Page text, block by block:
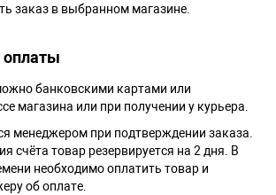
заказ в выбранном магазине.
банковскими картами или
магазина или при получении у курьера.
менеджером при подтверждении заказа.
счёта товар резервируется на 2 дня. В
необходимо оплатить товар и
об оплате.